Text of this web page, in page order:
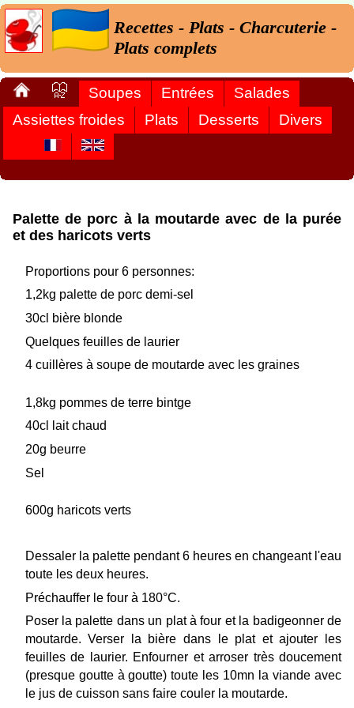
Recettes - Plats - Charcuterie -
Plats complets
Soupes Entrées
Salades
Assiettes froides
Plats Desserts Divers
Palette de porc à la moutarde avec de la purée
et des haricots verts
Proportions pour 6 personnes:
1,2kg palette de porc demi-sel
30cl bière blonde
Quelques feuilles de laurier
4 cuillères à soupe de moutarde avec les graines
1,8kg pommes de terre bintge
40cl lait chaud
20g beurre
Sel
600g haricots verts
Dessaler la palette pendant 6 heures en changeant l'eau
toute les deux heures.
Préchauffer le four à 180°C.
Poser la palette dans un plat à four et la badigeonner de
moutarde. Verser la bière dans le plat et ajouter les
feuilles de laurier. Enfourner et arroser très doucement
(presque goutte à goutte) toute les 10mn la viande avec
le jus de cuisson sans faire couler la moutarde.